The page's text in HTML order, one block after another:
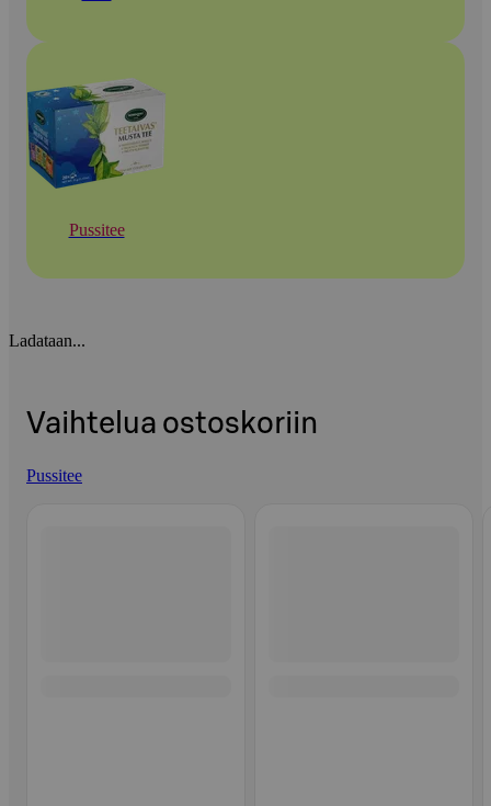
Pussitee
Ladataan...
Vaihtelua ostoskoriin
Pussitee